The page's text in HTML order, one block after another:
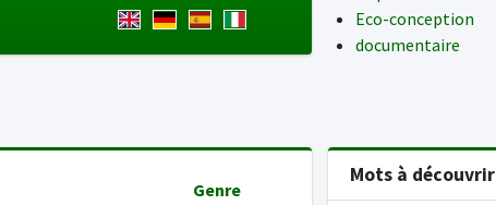
Eco-conception
documentaire
Genre
Mots à découvrir